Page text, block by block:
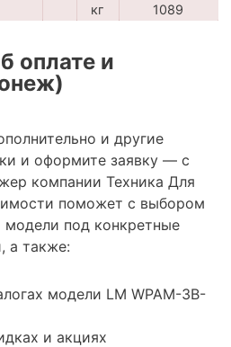
кг 1089
оплате и
и другие
и оформите заявку — с
компании Техника Для
поможет с выбором
под конкретные
а также:
модели LM WPAM-3B-
и акциях